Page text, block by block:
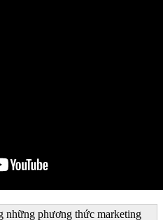
những phương thức marketing